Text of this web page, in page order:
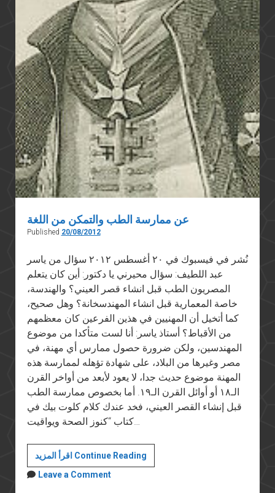
عن ممارسة الطب والتمكن من اللغة
Published 20/08/2012
نُشر في فيسبوك في ٢٠ أغسطس ٢٠١٢ سؤال من ياسر
عبد اللطيف: سؤال محيرني يا دكتور: أين كان يتعلم
المصريون الطب قبل انشاء قصر العيني؟ والهندسة،
خاصة المعمارية قبل انشاء المهندسخانة؟ وهل صحيح،
كما أتخيل أن المهنيين في هذين الفرعين كان معظمهم
من الأقباط؟ أستاذ ياسر: أنا لست متأكدا من موضوع
المهندسين، ولكن ضرورة حصول ممارس أي مهنة، في
مصر وغيرها من البلاد، على شهادة تؤهله لممارسة هذه
المهنة موضوع حديث جدا، لا يعود لأبعد من أواخر القرن
الـ١٨ أو أوائل القرن الـ١٩. أما بخصوص ممارسة الطب
قبل إنشاء القصر العيني، فخد عندك كلام كلوت بيك في
كتاب “كنوز الصحة ويواقيت…
اقرأ المزيد Continue Readingعن
ممارسة
Leave a Comment